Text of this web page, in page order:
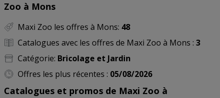
Zoo à Mons
Maxi Zoo les offres à Mons: 48
Catalogues avec les offres de Maxi Zoo à Mons : 3
Catégorie: Bricolage et Jardin
Offres les plus récentes : 05/08/2026
Catalogues et promos de Maxi Zoo à